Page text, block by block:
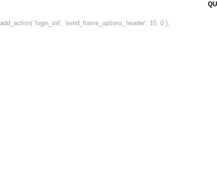
add_action( 'login_init', 'send_frame_options_header', 10, 0 );